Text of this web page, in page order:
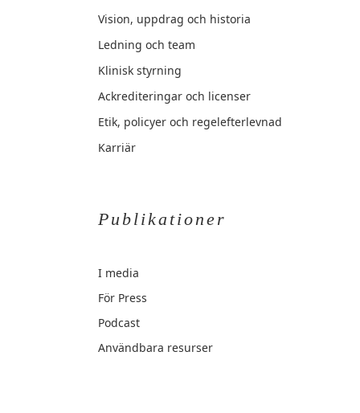
Vision, uppdrag och historia
Ledning och team
Klinisk styrning
Ackrediteringar och licenser
Etik, policyer och regelefterlevnad
Karriär
Publikationer
I media
För Press
Podcast
Användbara resurser